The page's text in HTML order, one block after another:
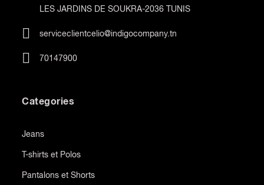
LES JARDINS DE SOUKRA-2036 TUNIS
serviceclientcelio@indigocompany.tn
70147900
Categories
Jeans
T-shirts et Polos
Pantalons et Shorts